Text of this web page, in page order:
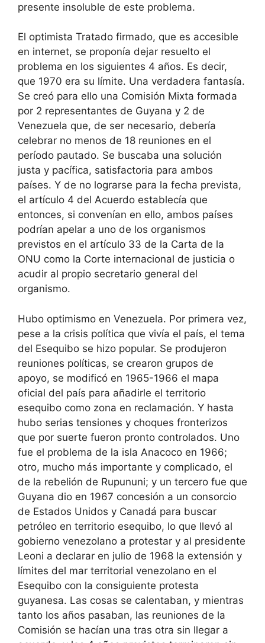
presente insoluble de este problema.
El optimista Tratado firmado, que es accesible
en internet, se proponía dejar resuelto el
problema en los siguientes 4 años. Es decir,
que 1970 era su límite. Una verdadera fantasía.
Se creó para ello una Comisión Mixta formada
por 2 representantes de Guyana y 2 de
Venezuela que, de ser necesario, debería
celebrar no menos de 18 reuniones en el
período pautado. Se buscaba una solución
justa y pacífica, satisfactoria para ambos
países. Y de no lograrse para la fecha prevista,
el artículo 4 del Acuerdo establecía que
entonces, si convenían en ello, ambos países
podrían apelar a uno de los organismos
previstos en el artículo 33 de la Carta de la
ONU como la Corte internacional de justicia o
acudir al propio secretario general del
organismo.
Hubo optimismo en Venezuela. Por primera vez,
pese a la crisis política que vivía el país, el tema
del Esequibo se hizo popular. Se produjeron
reuniones políticas, se crearon grupos de
apoyo, se modificó en 1965-1966 el mapa
oficial del país para añadirle el territorio
esequibo como zona en reclamación. Y hasta
hubo serias tensiones y choques fronterizos
que por suerte fueron pronto controlados. Uno
fue el problema de la isla Anacoco en 1966;
otro, mucho más importante y complicado, el
de la rebelión de Rupununi; y un tercero fue que
Guyana dio en 1967 concesión a un consorcio
de Estados Unidos y Canadá para buscar
petróleo en territorio esequibo, lo que llevó al
gobierno venezolano a protestar y al presidente
Leoni a declarar en julio de 1968 la extensión y
límites del mar territorial venezolano en el
Esequibo con la consiguiente protesta
guyanesa. Las cosas se calentaban, y mientras
tanto los años pasaban, las reuniones de la
Comisión se hacían una tras otra sin llegar a